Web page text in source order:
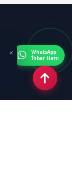
×
WhatsApp
İhbar Hattı